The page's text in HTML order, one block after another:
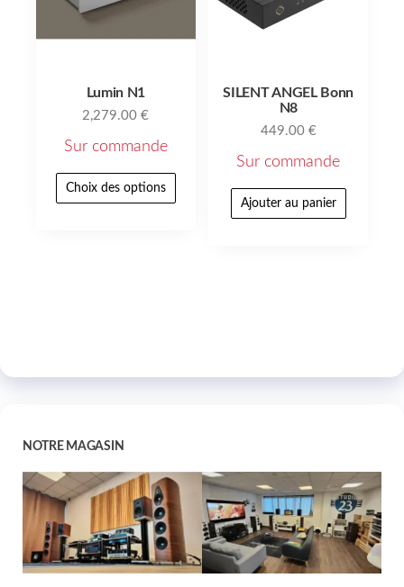
Lumin N1
2,279.00€
Sur commande
Choix des options
SILENT ANGEL Bonn
N8
449.00 €
Sur commande
Ajouter au panier
NOTRE MAGASIN